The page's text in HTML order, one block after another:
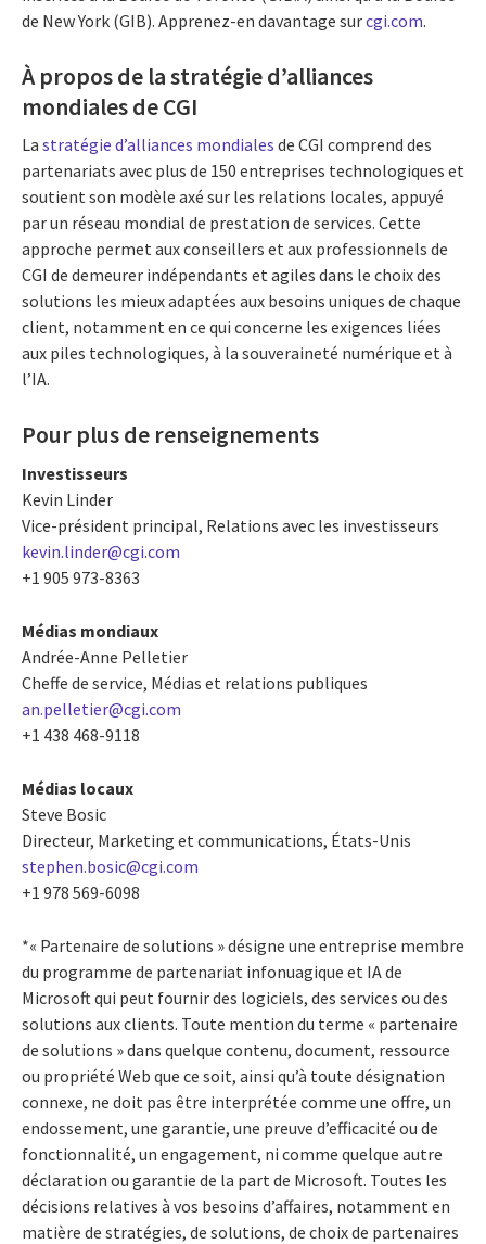
de New York (GIB). Apprenez-en davantage surcgi.com.
À propos de la stratégie d’alliances
mondiales de CGI
La stratégie d’alliances mondiales de CGI comprend des
partenariats avec plus de 150 entreprises technologiques et
soutient son modèle axé sur les relations locales, appuyé
par un réseau mondial de prestation de services. Cette
approche permet aux conseillers et aux professionnels de
CGI de demeurer indépendants et agiles dans le choix des
solutions les mieux adaptées aux besoins uniques de chaque
client, notamment en ce qui concerne les exigences liées
aux piles technologiques, à la souveraineté numérique et à
l’IA.
Pour plus de renseignements
Investisseurs
Kevin Linder
Vice-président principal, Relations avec les investisseurs
kevin.linder@cgi.com
+1 905 973-8363
Médias mondiaux
Andrée-Anne Pelletier
Cheffe de service, Médias et relations publiques
an.pelletier@cgi.com
+1 438 468-9118
Médias locaux
Steve Bosic
Directeur, Marketing et communications, États-Unis
stephen.bosic@cgi.com
+1 978 569-6098
*« Partenaire de solutions » désigne une entreprise membre
du programme de partenariat infonuagique et IA de
Microsoft qui peut fournir des logiciels, des services ou des
solutions aux clients. Toute mention du terme « partenaire
de solutions » dans quelque contenu, document, ressource
ou propriété Web que ce soit, ainsi qu’à toute désignation
connexe, ne doit pas être interprétée comme une offre, un
endossement, une garantie, une preuve d’efficacité ou de
fonctionnalité, un engagement, ni comme quelque autre
déclaration ou garantie de la part de Microsoft. Toutes les
décisions relatives à vos besoins d’affaires, notamment en
matière de stratégies, de solutions, de choix de partenaires